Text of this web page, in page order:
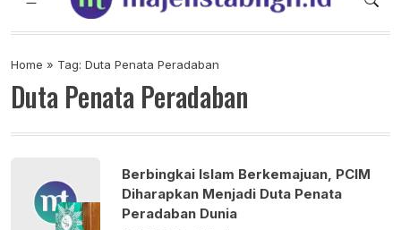
Majelis Tabligh Muhammadiyah
Syiar Dakwah Islam Berkemajuan dan
Home » Tag: Duta Penata Peradaban
Duta Penata Peradaban
Berbingkai Islam Berkemajuan, PCIM
Diharapkan Menjadi Duta Penata
Peradaban Dunia